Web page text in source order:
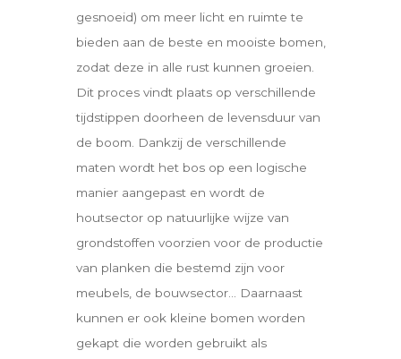
gesnoeid) om meer licht en ruimte te
bieden aan de beste en mooiste bomen,
zodat deze in alle rust kunnen groeien.
Dit proces vindt plaats op verschillende
tijdstippen doorheen de levensduur van
de boom. Dankzij de verschillende
maten wordt het bos op een logische
manier aangepast en wordt de
houtsector op natuurlijke wijze van
grondstoffen voorzien voor de productie
van planken die bestemd zijn voor
meubels, de bouwsector… Daarnaast
kunnen er ook kleine bomen worden
gekapt die worden gebruikt als